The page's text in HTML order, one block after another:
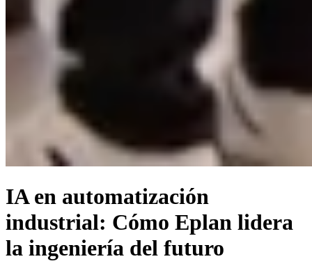
IA en automatización
industrial: Cómo Eplan lidera
la ingeniería del futuro